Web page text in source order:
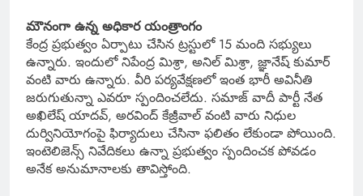
మౌనంగా ఉన్న అధికార యంత్రాంగం
కేంద్ర ప్రభుత్వం ఏర్పాటు చేసిన ట్రస్టులో 15 మంది సభ్యులు
ఉన్నారు. ఇందులో నిపేంద్ర మిశ్రా, అనిల్ మిశ్రా, జ్ఞానేష్ కుమార్
వంటి వారు ఉన్నారు. వీరి పర్యవేక్షణలో ఇంత భారీ అవినీతి
జరుగుతున్నా ఎవరూ స్పందించలేదు. సమాజ్ వాదీ పార్టీ నేత
అఖిలేష్ యాదవ్, అరవింద్ కేజ్రీవాల్ వంటి వారు నిధుల
దుర్వినియోగంపై ఫిర్యాదులు చేసినా ఫలితం లేకుండా పోయింది.
ఇంటెలిజెన్స్ నివేదికలు ఉన్నా ప్రభుత్వం స్పందించక పోవడం
అనేక అనుమానాలకు తావిస్తోంది.